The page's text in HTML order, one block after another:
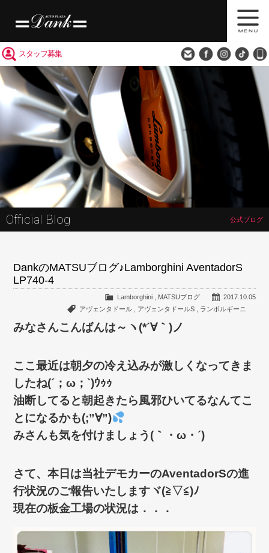
スタッフ募集
Official Blog 公式ブログ
DankのMATSUブログ♪Lamborghini AventadorS
LP740-4
2017.10.05
Lamborghini, MATSUブログ
アヴェンタドール, アヴェンタドールS, ランボルギーニ
みなさんこんばんは～ヽ(*´∀｀)ノ
ここ最近は朝夕の冷え込みが激しくなってきま
したね(´；ω；`)ｳｩｩ
油断してると朝起きたら風邪ひいてるなんてこ
とになるかも(;”∀”)
みさんも気を付けましょう(｀・ω・´)ゞ
さて、本日は当社デモカーのAventadorSの進
行状況のご報告いたしますヾ(≧▽≦)ﾉ
現在の板金工場の状況は．．．